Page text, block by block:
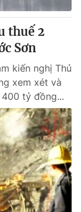
thuế 2
Sơn
kiến nghị Thủ
xem xét và
tỷ đồng...